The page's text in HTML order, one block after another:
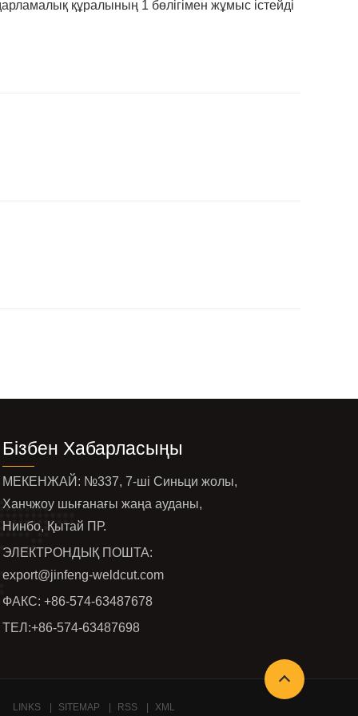
құралының 1 бөлігімен жұмыс істейді
Бізбен Хабарласыңы
МЕКЕНЖАЙ: №337, 7-ші Синьци жолы,
Ханчжоу шығанағы жаңа ауданы,
Нинбо, Қытай ПР.
ЭЛЕКТРОНДЫҚ ПОШТА:
export@jinfeng-weldcut.com
ФАКС: +86-574-63487678
ТЕЛ:+86-574-63487698
LINKS SITEMAP RSS XML